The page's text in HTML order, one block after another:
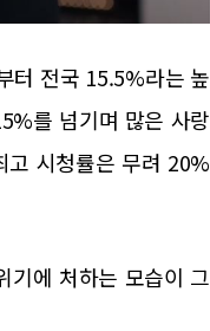
터 전국 15.5%라는 높
를 넘기며 많은 사랑
고 시청률은 무려 20%
기에 처하는 모습이 그